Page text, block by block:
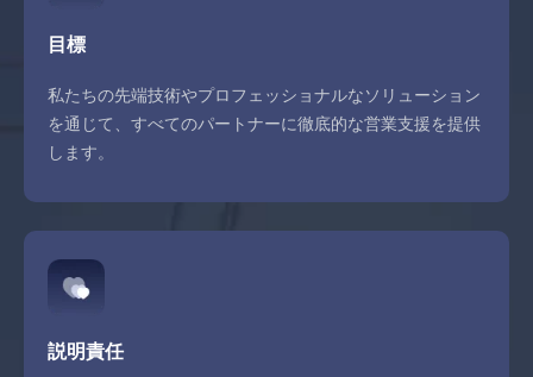
目標
私たちの先端技術やプロフェッショナルなソリューション
を通じて、すべてのパートナーに徹底的な営業支援を提供
します。
説明責任